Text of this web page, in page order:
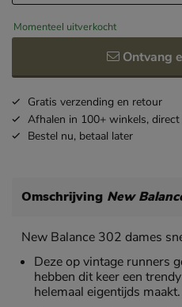
Momenteel uitverkocht
Ontvang
Gratis verzending en retour
Afhalen in 100+ winkels, direct
Bestel nu, betaal later
Omschrijving New
New Balance 302 dames
Deze op vintage runners
hebben dit keer een
helemaal eigentijds maakt.